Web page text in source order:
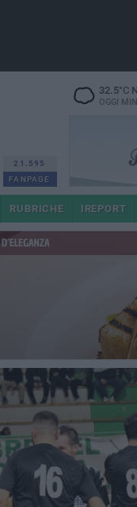
21.595
FANPAGE
32.5°C
OGGI MIN
RUBRICHE IREPORT